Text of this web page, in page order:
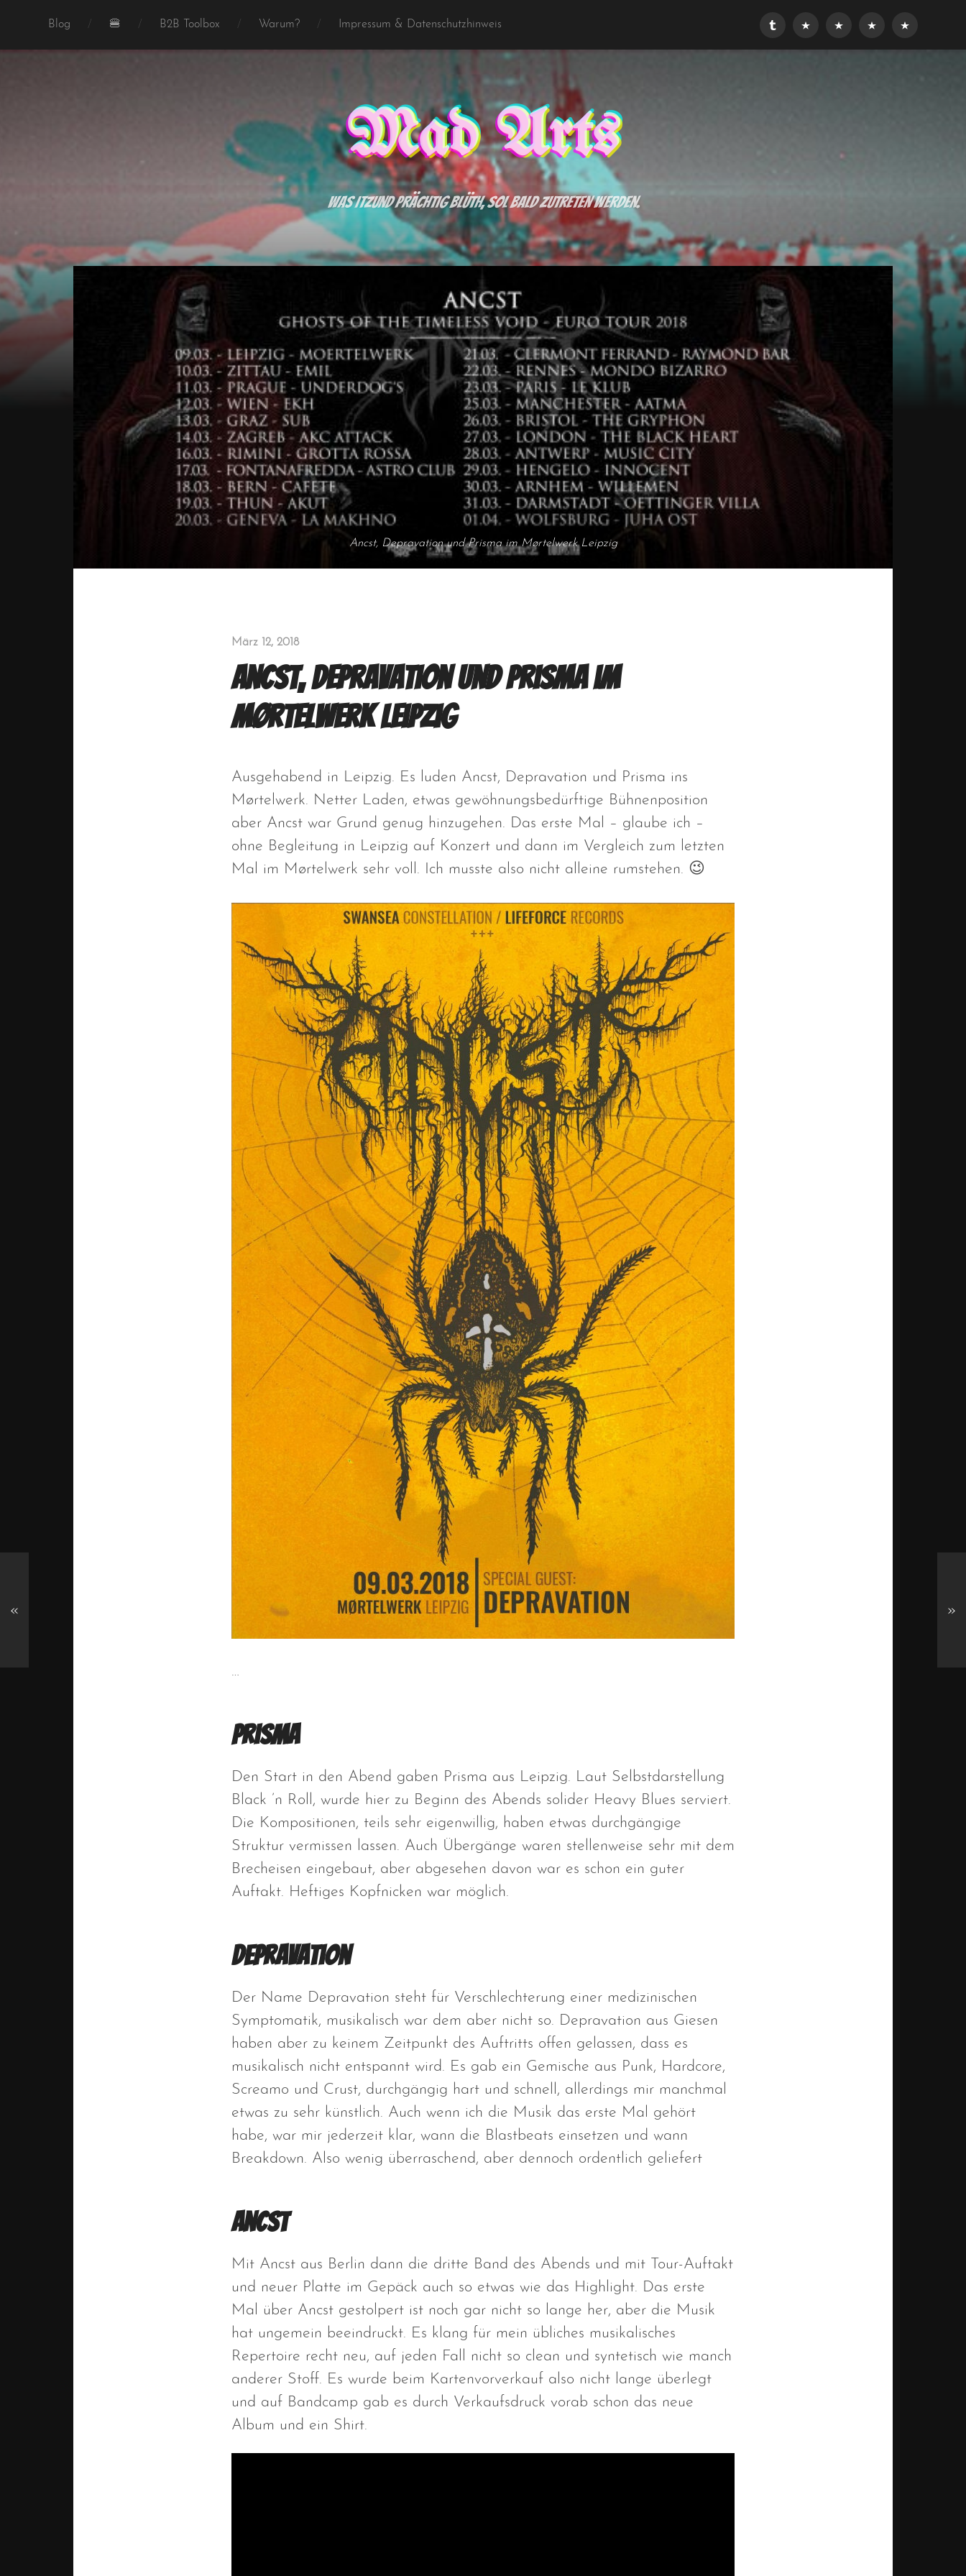
Blog 🍔 B2B Toolbox Warum? Impressum & Datenschutzhinweis
Tumblr
Mad Arts
Was itzund prächtig blüth, sol bald zutreten werden.
Ancst, Depravation und Prisma im Mørtelwerk Leipzig
März 12, 2018
Ancst, Depravation und Prisma im
Mørtelwerk Leipzig
Ausgehabend in Leipzig. Es luden Ancst, Depravation und Prisma ins
Mørtelwerk. Netter Laden, etwas gewöhnungsbedürftige Bühnenposition
aber Ancst war Grund genug hinzugehen. Das erste Mal – glaube ich –
ohne Begleitung in Leipzig auf Konzert und dann im Vergleich zum letzten
Mal im Mørtelwerk sehr voll. Ich musste also nicht alleine rumstehen. 😉
…
Prisma
Den Start in den Abend gaben Prisma aus Leipzig. Laut Selbstdarstellung
Black ’n Roll, wurde hier zu Beginn des Abends solider Heavy Blues serviert.
Die Kompositionen, teils sehr eigenwillig, haben etwas durchgängige
Struktur vermissen lassen. Auch Übergänge waren stellenweise sehr mit dem
Brecheisen eingebaut, aber abgesehen davon war es schon ein guter
Auftakt. Heftiges Kopfnicken war möglich.
Depravation
Der Name Depravation steht für Verschlechterung einer medizinischen
Symptomatik, musikalisch war dem aber nicht so. Depravation aus Giesen
haben aber zu keinem Zeitpunkt des Auftritts offen gelassen, dass es
musikalisch nicht entspannt wird. Es gab ein Gemische aus Punk, Hardcore,
Screamo und Crust, durchgängig hart und schnell, allerdings mir manchmal
etwas zu sehr künstlich. Auch wenn ich die Musik das erste Mal gehört
habe, war mir jederzeit klar, wann die Blastbeats einsetzen und wann
Breakdown. Also wenig überraschend, aber dennoch ordentlich geliefert
Ancst
Mit Ancst aus Berlin dann die dritte Band des Abends und mit Tour-Auftakt
und neuer Platte im Gepäck auch so etwas wie das Highlight. Das erste
Mal über Ancst gestolpert ist noch gar nicht so lange her, aber die Musik
hat ungemein beeindruckt. Es klang für mein übliches musikalisches
Repertoire recht neu, auf jeden Fall nicht so clean und syntetisch wie manch
anderer Stoff. Es wurde beim Kartenvorverkauf also nicht lange überlegt
und auf Bandcamp gab es durch Verkaufsdruck vorab schon das neue
Album und ein Shirt.
« »